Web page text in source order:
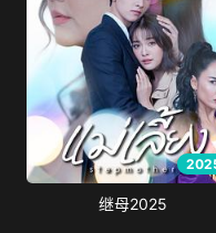
继母2025